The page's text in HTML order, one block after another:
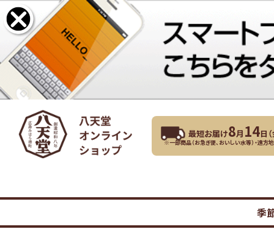
最短お届け8月 14日（
※一部商品（お急ぎ便、おいしい水等）・遠方
季